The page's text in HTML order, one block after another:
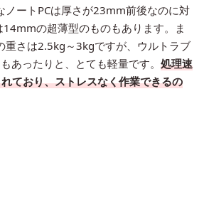
ノートPCは厚さが23mm前後なのに対
14mmの超薄型のものもあります。ま
重さは2.5kg～3kgですが、ウルトラブ
あったりと、とても軽量です。 処理速
ており、ストレスなく作業できるの